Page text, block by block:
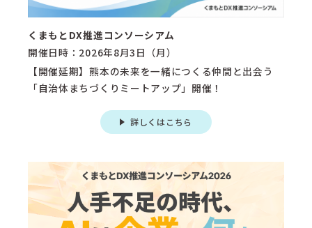
くまもとDX推進コンソーシアム
開催日時：2026年8月3日（月）
【開催延期】熊本の未来を一緒につくる仲間と出会う
「自治体まちづくりミートアップ」開催！
詳しくはこちら